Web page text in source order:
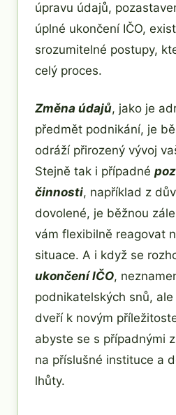
úpravu údajů,
úplné ukončení IČO,
srozumitelné postupy,
celý proces.
Změna údajů, jako je
předmět podnikání, je
odráží přirozený vývoj
Stejně tak i případné
činnosti, například z
dovolené, je běžnou
vám flexibilně reagovat
situace. A i když se
ukončení IČO,
podnikatelských snů,
dveří k novým
abyste se s případnými
na příslušné instituce a
lhůty.